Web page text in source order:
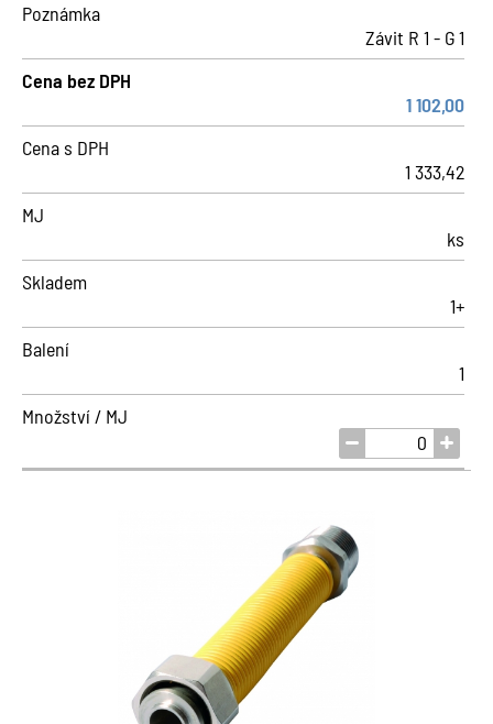
Poznámka
Závit R 1 - G 1
Cena bez DPH
1 102,00
Cena s DPH
1 333,42
MJ
ks
Skladem
1+
Balení
1
Množství / MJ